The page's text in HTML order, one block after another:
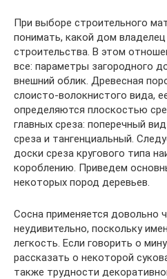
При выборе строительного
понимать, какой дом
строительства. В этом
все: параметры загородного
внешний облик. Древесная
слоисто-волокнистого вида,
определяются плоскостью
главных среза: поперечный
среза и тангенциальный.
доски среза кругового типа
короблению. Приведем
некоторых пород деревьев.
Сосна применяется довольно
неудивительно, поскольку
легкость. Если говорить о
рассказать о некоторой
также трудности